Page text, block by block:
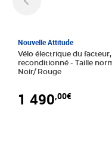
Nouvelle Attitude
Vélo électrique du facteur,
reconditionné - Taille normale -
Noir/ Rouge
1 490,00€